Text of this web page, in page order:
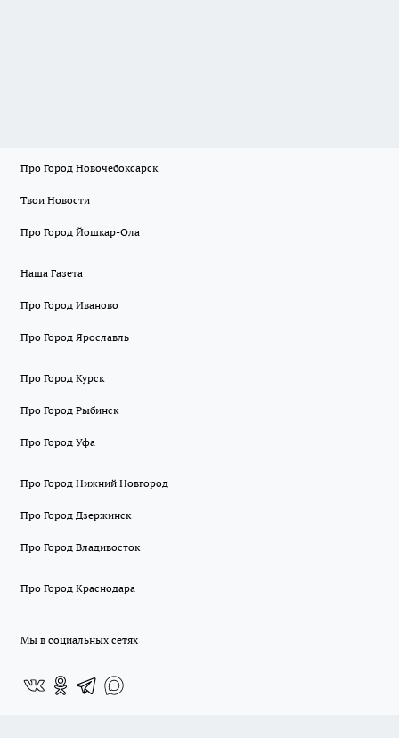
Про Город Новочебоксарск
Твои Новости
Про Город Йошкар-Ола
Наша Газета
Про Город Иваново
Про Город Ярославль
Про Город Курск
Про Город Рыбинск
Про Город Уфа
Про Город Нижний Новгород
Про Город Дзержинск
Про Город Владивосток
Про Город Краснодара
Мы в социальных сетях